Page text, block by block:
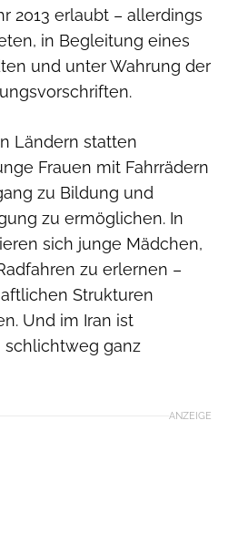
2013 erlaubt – allerdings
in Begleitung eines
und unter Wahrung der
Ländern statten
Frauen mit Fahrrädern
zu Bildung und
zu ermöglichen. In
sich junge Mädchen,
zu erlernen –
Strukturen
Und im Iran ist
schlichtweg ganz
ANZEIGE